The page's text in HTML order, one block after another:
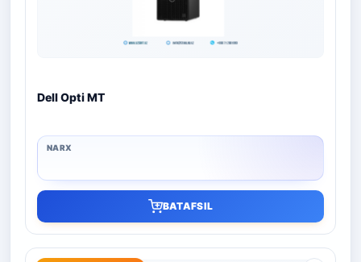
Dell Opti MT
BATAFSIL